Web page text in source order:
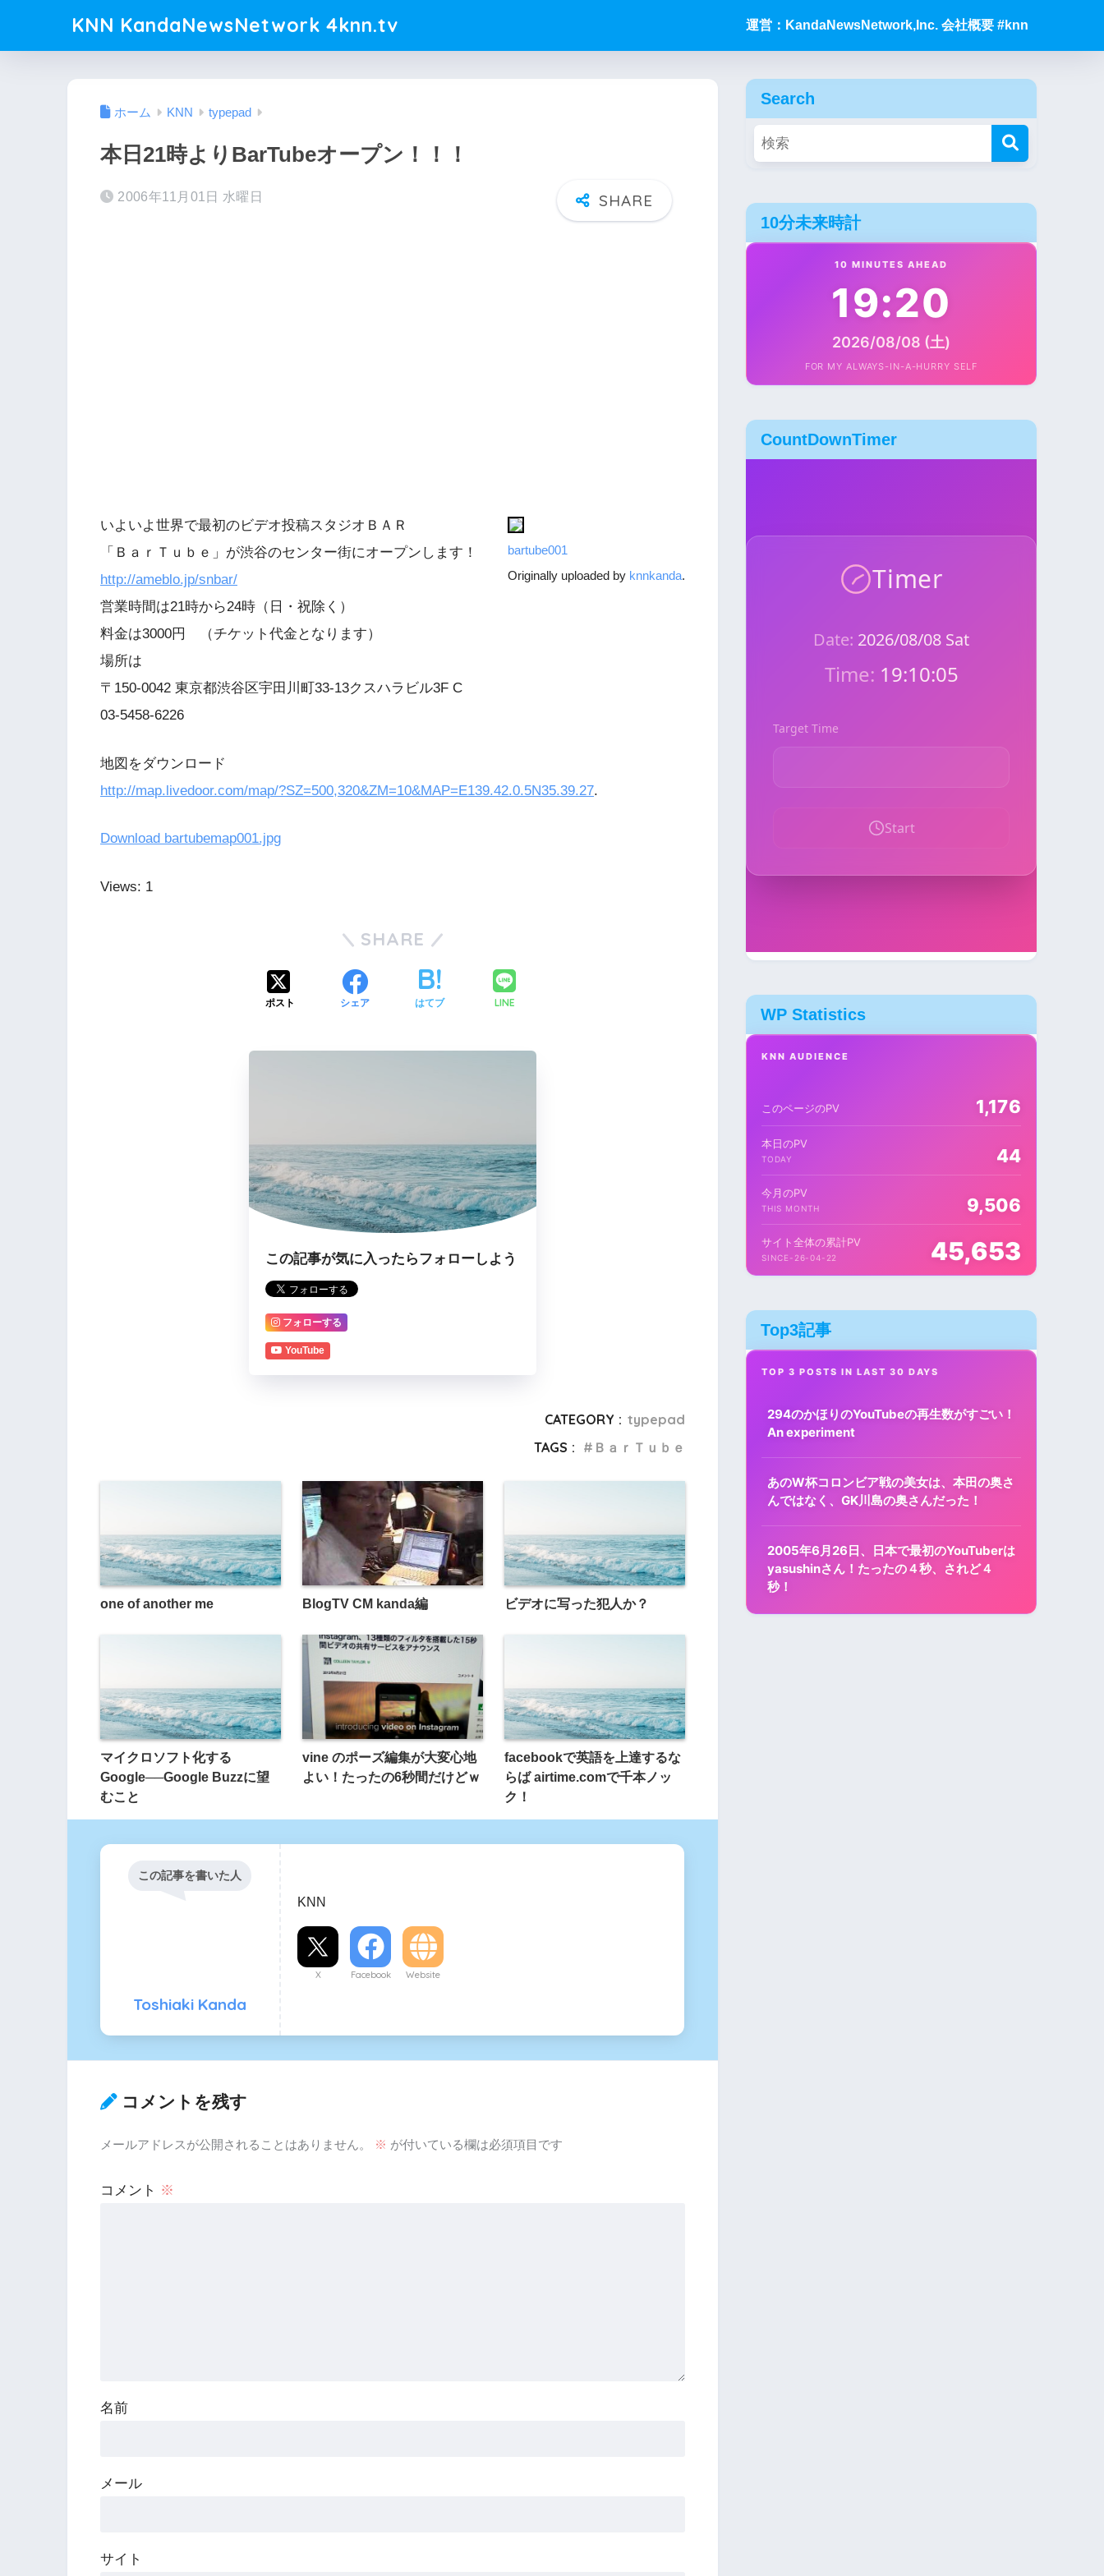
KNN KandaNewsNetwork 4knn.tv 運営：KandaNewsNetwork,Inc. 会社概要 #knn
ホーム KNN typepad
本日21時よりBarTubeオープン！！！
2006年11月01日 水曜日
bartube001
Originally uploaded by knnkanda.
いよいよ世界で最初のビデオ投稿スタジオＢＡＲ
「ＢａｒＴｕｂｅ」が渋谷のセンター街にオープンします！
http://ameblo.jp/snbar/
営業時間は21時から24時（日・祝除く）
料金は3000円 （チケット代金となります）
場所は
〒150-0042 東京都渋谷区宇田川町33-13クスハラビル3F C
03-5458-6226
地図をダウンロード
http://map.livedoor.com/map/?SZ=500,320&ZM=10&MAP=E139.42.0.5N35.39.27.
Download bartubemap001.jpg
Views: 1
SHARE
ポスト シェア はてブ LINE
この記事が気に入ったらフォローしよう
フォローする
YouTube
CATEGORY : typepad
TAGS :
ＢａｒＴｕｂｅ
one of another me BlogTV CM kanda編 ビデオに写った犯人か？
マイクロソフト化する
Google──Google Buzzに望
むこと
vine のポーズ編集が大変心地
よい！たったの6秒間だけどｗ
facebookで英語を上達するな
らば airtime.comで千本ノッ
ク！
この記事を書いた人
Toshiaki Kanda
KNN
X Facebook Website
コメントを残す
メールアドレスが公開されることはありません。 ※ が付いている欄は必須項目です
コメント ※
名前
メール
サイト
Search
10分未来時計
10 MINUTES AHEAD
19:20
2026/08/08 (土)
FOR MY ALWAYS-IN-A-HURRY SELF
CountDownTimer
WP Statistics
KNN AUDIENCE
このページのPV 1,176
本日のPV
TODAY 44
今月のPV
THIS MONTH 9,506
サイト全体の累計PV
SINCE-26-04-22 45,653
Top3記事
TOP 3 POSTS IN LAST 30 DAYS
294のかほりのYouTubeの再生数がすごい！
An experiment
あのW杯コロンビア戦の美女は、本田の奥さ
んではなく、GK川島の奥さんだった！
2005年6月26日、日本で最初のYouTuberは
yasushinさん！たったの４秒、されど４
秒！